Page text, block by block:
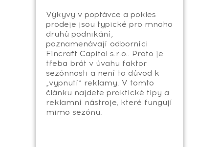
Výkyvy v poptávce a pokles
prodeje jsou typické pro mnoho
druhů podnikání,
poznamenávají odborníci
Fincraft Capital s.r.o.. Proto je
třeba brát v úvahu faktor
sezónnosti a není to důvod k
„vypnutí“ reklamy. V tomto
článku najdete praktické tipy a
reklamní nástroje, které fungují
mimo sezónu.